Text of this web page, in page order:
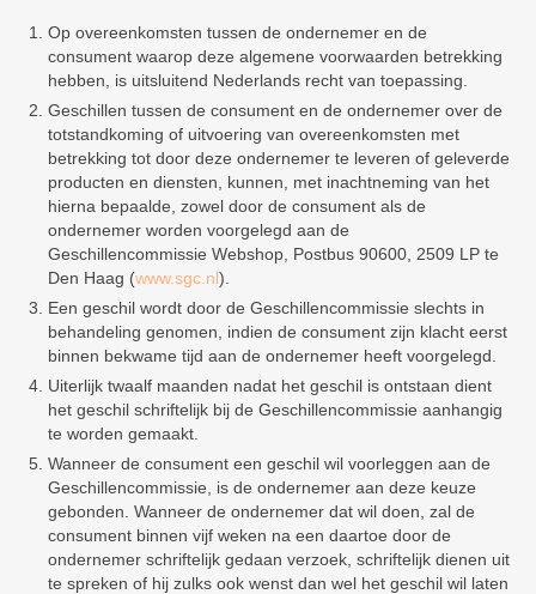
Op overeenkomsten tussen de ondernemer en de
consument waarop deze algemene voorwaarden betrekking
hebben, is uitsluitend Nederlands recht van toepassing.
Geschillen tussen de consument en de ondernemer over de
totstandkoming of uitvoering van overeenkomsten met
betrekking tot door deze ondernemer te leveren of geleverde
producten en diensten, kunnen, met inachtneming van het
hierna bepaalde, zowel door de consument als de
ondernemer worden voorgelegd aan de
Geschillencommissie Webshop, Postbus 90600, 2509 LP te
Den Haag (www.sgc.nl).
Een geschil wordt door de Geschillencommissie slechts in
behandeling genomen, indien de consument zijn klacht eerst
binnen bekwame tijd aan de ondernemer heeft voorgelegd.
Uiterlijk twaalf maanden nadat het geschil is ontstaan dient
het geschil schriftelijk bij de Geschillencommissie aanhangig
te worden gemaakt.
Wanneer de consument een geschil wil voorleggen aan de
Geschillencommissie, is de ondernemer aan deze keuze
gebonden. Wanneer de ondernemer dat wil doen, zal de
consument binnen vijf weken na een daartoe door de
ondernemer schriftelijk gedaan verzoek, schriftelijk dienen uit
te spreken of hij zulks ook wenst dan wel het geschil wil laten